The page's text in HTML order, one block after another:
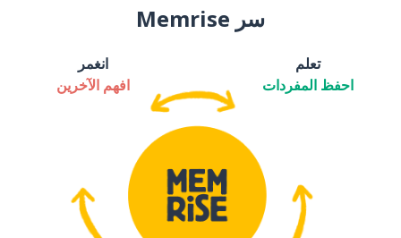
سر Memrise
تعلم
احفظ المفردات
انغمر
افهم الآخرين